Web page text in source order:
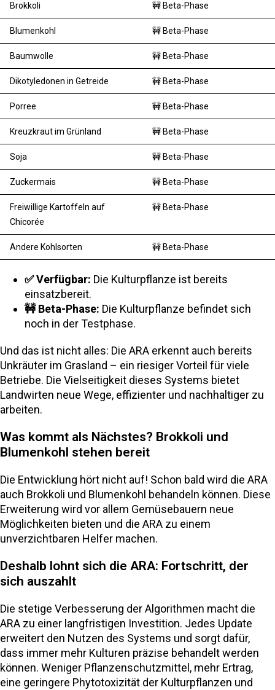
Brokkoli 🚧 Beta-Phase
Blumenkohl 🚧 Beta-Phase
Baumwolle 🚧 Beta-Phase
Dikotyledonen in Getreide 🚧 Beta-Phase
Porree 🚧 Beta-Phase
Kreuzkraut im Grünland 🚧 Beta-Phase
Soja 🚧 Beta-Phase
Zuckermais 🚧 Beta-Phase
Freiwillige Kartoffeln auf
Chicorée
🚧 Beta-Phase
Andere Kohlsorten 🚧 Beta-Phase
✅ Verfügbar: Die Kulturpflanze ist bereits
einsatzbereit.
🚧 Beta-Phase: Die Kulturpflanze befindet sich
noch in der Testphase.
Und das ist nicht alles: Die ARA erkennt auch bereits
Unkräuter im Grasland – ein riesiger Vorteil für viele
Betriebe. Die Vielseitigkeit dieses Systems bietet
Landwirten neue Wege, effizienter und nachhaltiger zu
arbeiten.
Was kommt als Nächstes? Brokkoli und
Blumenkohl stehen bereit
Die Entwicklung hört nicht auf! Schon bald wird die ARA
auch Brokkoli und Blumenkohl behandeln können. Diese
Erweiterung wird vor allem Gemüsebauern neue
Möglichkeiten bieten und die ARA zu einem
unverzichtbaren Helfer machen.
Deshalb lohnt sich die ARA: Fortschritt, der
sich auszahlt
Die stetige Verbesserung der Algorithmen macht die
ARA zu einer langfristigen Investition. Jedes Update
erweitert den Nutzen des Systems und sorgt dafür,
dass immer mehr Kulturen präzise behandelt werden
können. Weniger Pflanzenschutzmittel, mehr Ertrag,
eine geringere Phytotoxizität der Kulturpflanzen und